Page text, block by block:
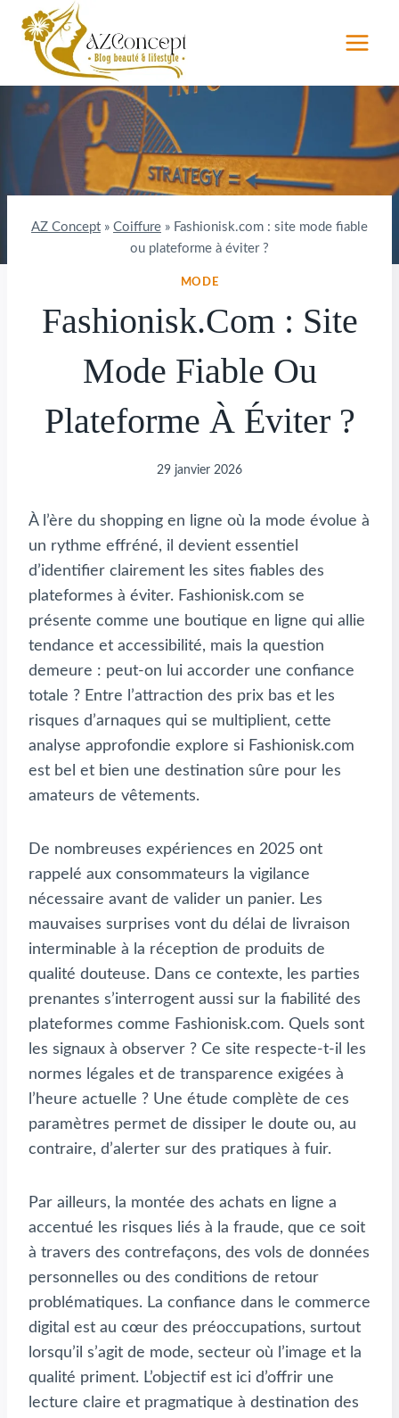
Aller
contenu
AZ Concept » Coiffure » Fashionisk.com : site mode fiable
ou plateforme à éviter ?
MODE
Fashionisk.com : Site
Mode Fiable Ou
Plateforme À Éviter ?
29 janvier 2026
À l’ère du shopping en ligne où la mode évolue à
un rythme effréné, il devient essentiel
d’identifier clairement les sites fiables des
plateformes à éviter. Fashionisk.com se
présente comme une boutique en ligne qui allie
tendance et accessibilité, mais la question
demeure : peut-on lui accorder une confiance
totale ? Entre l’attraction des prix bas et les
risques d’arnaques qui se multiplient, cette
analyse approfondie explore si Fashionisk.com
est bel et bien une destination sûre pour les
amateurs de vêtements.
De nombreuses expériences en 2025 ont
rappelé aux consommateurs la vigilance
nécessaire avant de valider un panier. Les
mauvaises surprises vont du délai de livraison
interminable à la réception de produits de
qualité douteuse. Dans ce contexte, les parties
prenantes s’interrogent aussi sur la fiabilité des
plateformes comme Fashionisk.com. Quels sont
les signaux à observer ? Ce site respecte-t-il les
normes légales et de transparence exigées à
l’heure actuelle ? Une étude complète de ces
paramètres permet de dissiper le doute ou, au
contraire, d’alerter sur des pratiques à fuir.
Par ailleurs, la montée des achats en ligne a
accentué les risques liés à la fraude, que ce soit
à travers des contrefaçons, des vols de données
personnelles ou des conditions de retour
problématiques. La confiance dans le commerce
digital est au cœur des préoccupations, surtout
lorsqu’il s’agit de mode, secteur où l’image et la
qualité priment. L’objectif est ici d’offrir une
lecture claire et pragmatique à destination des